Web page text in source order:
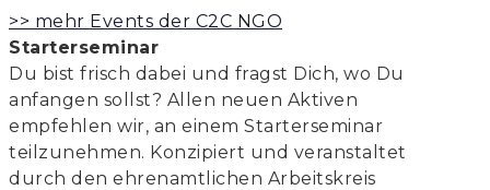
>> mehr Events der C2C NGO
Starterseminar
Du bist frisch dabei und fragst Dich, wo Du
anfangen sollst? Allen neuen Aktiven
empfehlen wir, an einem Starterseminar
teilzunehmen. Konzipiert und veranstaltet
durch den ehrenamtlichen Arbeitskreis